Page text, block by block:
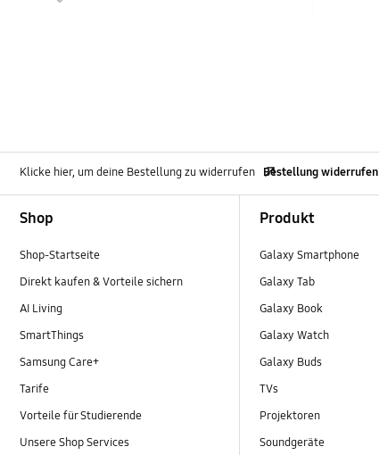
Klicke hier, um deine Bestellung zu widerrufen Bestellung widerrufen
Shop
Shop-Startseite
Direkt kaufen & Vorteile sichern
AI Living
SmartThings
Samsung Care+
Tarife
Vorteile für Studierende
Unsere Shop Services
Produkt
Galaxy Smartphone
Galaxy Tab
Galaxy Book
Galaxy Watch
Galaxy Buds
TVs
Projektoren
Soundgeräte